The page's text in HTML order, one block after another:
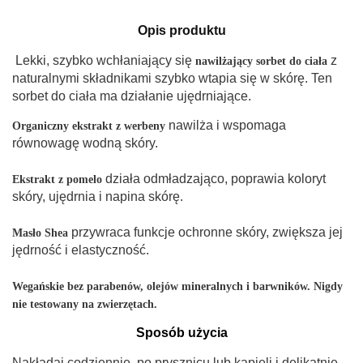
Opis produktu
Lekki, szybko wchłaniający się nawilżający sorbet do ciała z
naturalnymi składnikami szybko wtapia się w skórę. Ten
sorbet do ciała ma działanie ujędrniające.
Organiczny ekstrakt z werbeny nawilża i wspomaga
równowagę wodną skóry.
Ekstrakt z pomelo działa odmładzająco, poprawia koloryt
skóry, ujędrnia i napina skórę.
Masło Shea przywraca funkcje ochronne skóry, zwiększa jej
jędrność i elastyczność.
Wegańskie bez parabenów, olejów mineralnych i barwników. Nigdy
nie testowany na zwierzętach.
Sposób użycia